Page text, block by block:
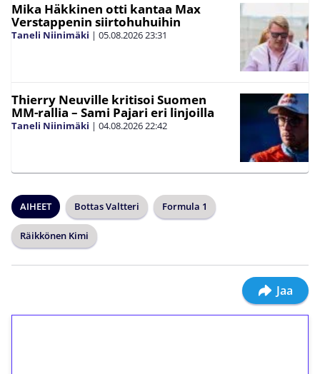
Mika Häkkinen otti kantaa Max
Verstappenin siirtohuhuihin
Taneli Niinimäki | 05.08.202623:31
Thierry Neuville kritisoi Suomen
MM-rallia – Sami Pajari eri linjoilla
Taneli Niinimäki | 04.08.202622:42
AIHEET Bottas Valtteri Formula 1
Räikkönen Kimi
Jaa